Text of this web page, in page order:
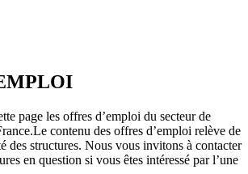
page les offres d’emploi du secteur de
contenu des offres d’emploi relève de
des structures. Nous vous invitons à contacter
en question si vous êtes intéressé par l’une